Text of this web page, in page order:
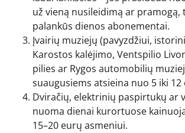
už vieną nusileidimą ar pramogą,
palankūs dienos abonementai.
Įvairių muziejų (pavyzdžiui,
Karostos kalėjimo, Ventspilio
pilies ar Rygos automobilių
suaugusiems atsieina nuo 5 iki 12
Dviračių, elektrinių paspirtukų ar
nuoma dienai kurortuose
15–20 eurų asmeniui.